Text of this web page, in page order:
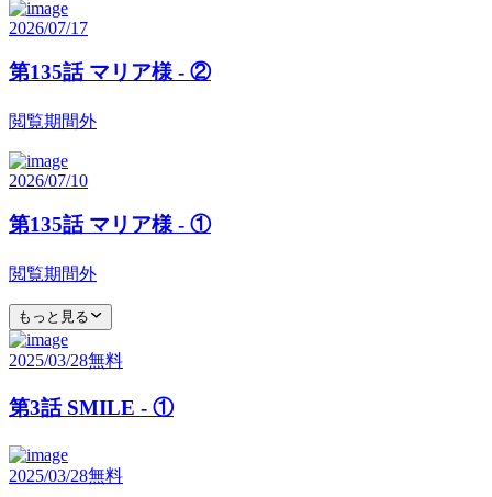
2026/07/17
第135話 マリア様 - ②
閲覧期間外
2026/07/10
第135話 マリア様 - ①
閲覧期間外
もっと見る
2025/03/28無料
第3話 SMILE - ①
2025/03/28無料